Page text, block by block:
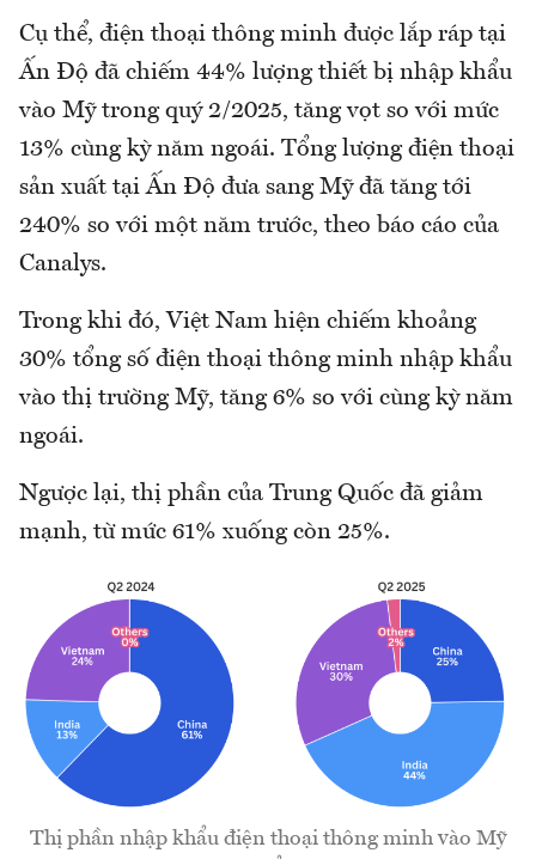
Cụ thể, điện thoại thông minh được lắp ráp tại
Ấn Độ đã chiếm 44% lượng thiết bị nhập khẩu
vào Mỹ trong quý 2/2025, tăng vọt so với mức
13% cùng kỳ năm ngoái. Tổng lượng điện thoại
sản xuất tại Ấn Độ đưa sang Mỹ đã tăng tới
240% so với một năm trước, theo báo cáo của
Canalys.
Trong khi đó, Việt Nam hiện chiếm khoảng
30% tổng số điện thoại thông minh nhập khẩu
vào thị trường Mỹ, tăng 6% so với cùng kỳ năm
ngoái.
Ngược lại, thị phần của Trung Quốc đã giảm
mạnh, từ mức 61% xuống còn 25%.
Thị phần nhập khẩu điện thoại thông minh vào Mỹ